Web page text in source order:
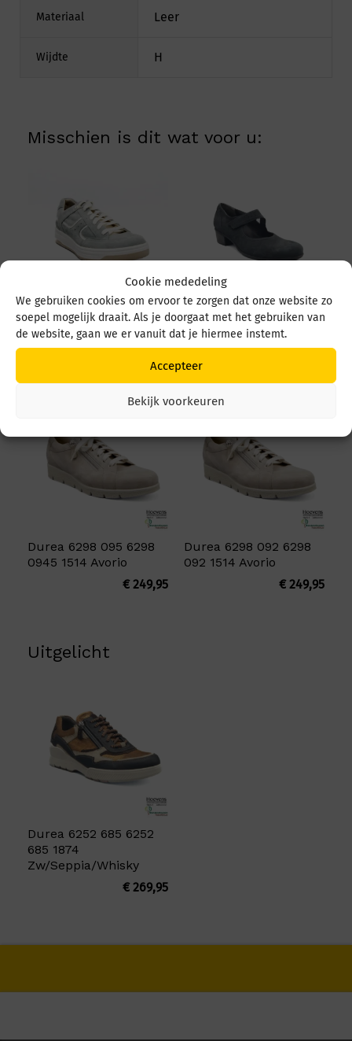
Cookie mededeling
We gebruiken cookies om ervoor te zorgen dat onze website zo
soepel mogelijk draait. Als je doorgaat met het gebruiken van
de website, gaan we er vanuit dat je hiermee instemt.
Accepteer
Bekijk voorkeuren
Materiaal Leer
Wijdte H
Misschien is dit wat voor u:
Durea 6299 684 6299
684 1526 L. Ocean/wit
Durea 5679 5679 035
4549 Zwart
Durea 6298 095 6298
0945 1514 Avorio
€249,95
Durea 6298 092 6298
092 1514 Avorio
€249,95
Uitgelicht
Durea 6252 685 6252
685 1874
Zw/Seppia/Whisky
€269,95